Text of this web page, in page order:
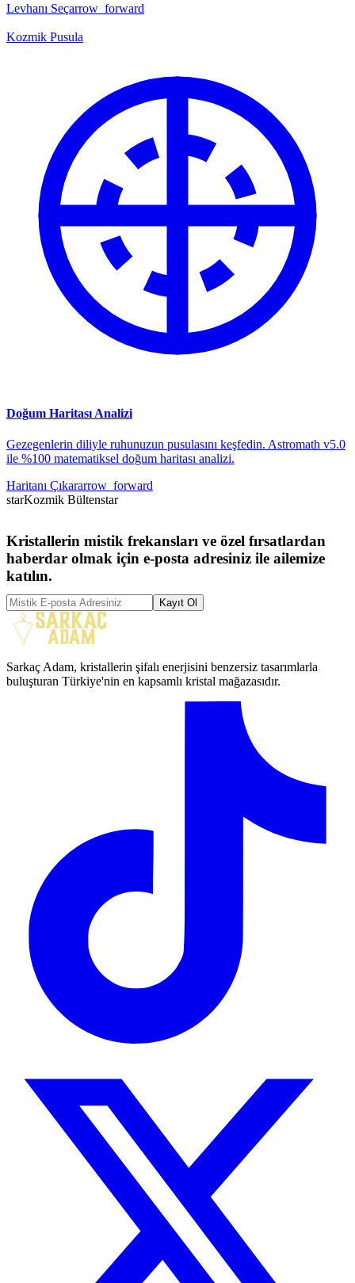
Levhanı Seçarrow_forward
Kozmik Pusula
Doğum Haritası Analizi
Gezegenlerin diliyle ruhunuzun pusulasını keşfedin. Astromath v5.0
ile %100 matematiksel doğum haritası analizi.
Haritanı Çıkararrow_forward
starKozmik Bültenstar
Kristallerin mistik frekansları ve özel fırsatlardan
haberdar olmak için e-posta adresiniz ile ailemize
katılın.
Kayıt Ol
Sarkaç Adam, kristallerin şifalı enerjisini benzersiz tasarımlarla
buluşturan Türkiye'nin en kapsamlı kristal mağazasıdır.